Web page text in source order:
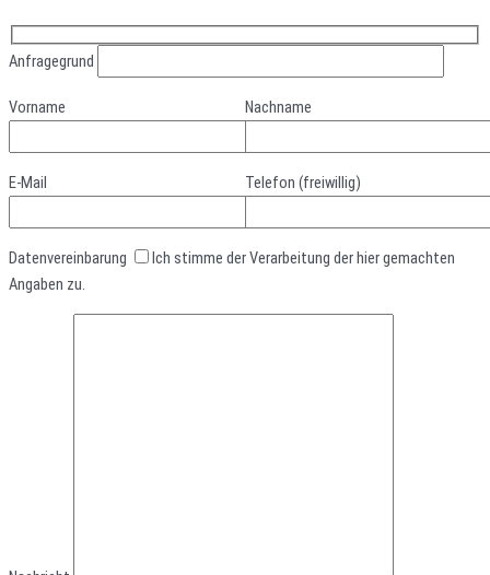
Anfragegrund
Vorname Nachname
E-Mail Telefon (freiwillig)
Datenvereinbarung
Ich stimme der Verarbeitung der hier gemachten
Angaben zu.